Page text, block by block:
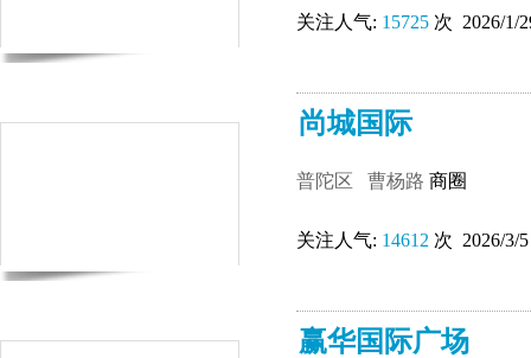
关注人气: 15725 次 2026/1/
尚城国际
普陀区 曹杨路 商圈
关注人气: 14612 次 2026/3/5
赢华国际广场